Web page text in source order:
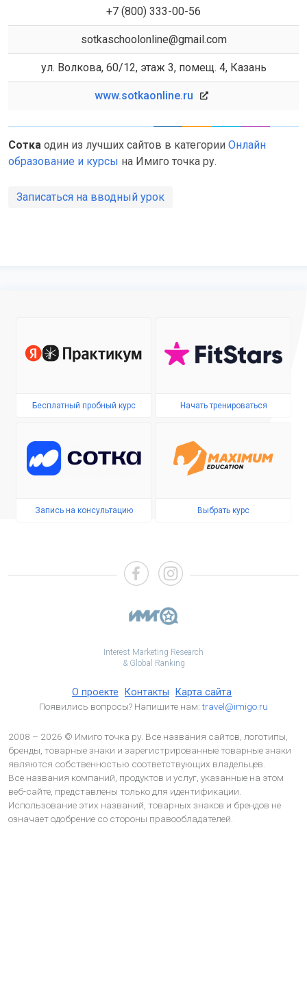
+7 (800) 333-00-56
sotkaschoolonline@gmail.com
ул. Волкова, 60/12, этаж 3, помещ. 4, Казань
www.sotkaonline.ru
Сотка один из лучших сайтов в категории Онлайн
образование и курсы на Имиго точка ру.
Записаться на вводный урок
Бесплатный пробный курс Начать тренироваться
Запись на консультацию Выбрать курс
Interest Marketing Research
& Global Ranking
О проекте Контакты Карта сайта
Появились вопросы? Напишите нам:travel@imigo.ru
2008 – 2026 © Имиго точка ру. Все названия сайтов, логотипы,
бренды, товарные знаки и зарегистрированные товарные знаки
являются собственностью соответствующих владельцев.
Все названия компаний, продуктов и услуг, указанные на этом
веб-сайте, представлены только для идентификации.
Использование этих названий, товарных знаков и брендов не
означает одобрение со стороны правообладателей.